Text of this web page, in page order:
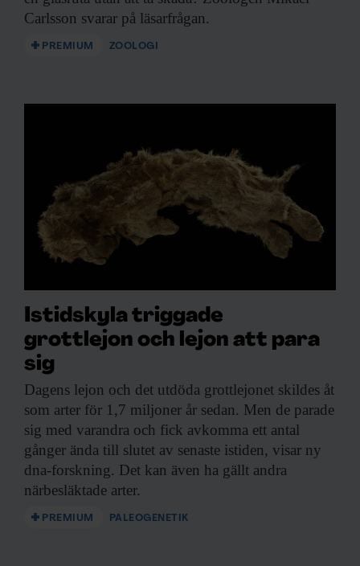
Carlsson svarar på läsarfrågan.
PREMIUM ZOOLOGI
Istidskyla triggade
grottlejon och lejon att para
sig
Dagens lejon och det utdöda grottlejonet skildes åt
som arter för 1,7 miljoner år sedan. Men de parade
sig med varandra och fick avkomma ett antal
gånger ända till slutet av senaste istiden, visar ny
dna-forskning. Det kan även ha gällt andra
närbesläktade arter.
PREMIUM PALEOGENETIK